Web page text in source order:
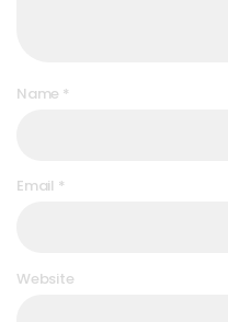
Name *
Email *
Website